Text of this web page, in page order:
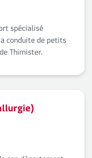
spécialisé
conduite de petits
Thimister.